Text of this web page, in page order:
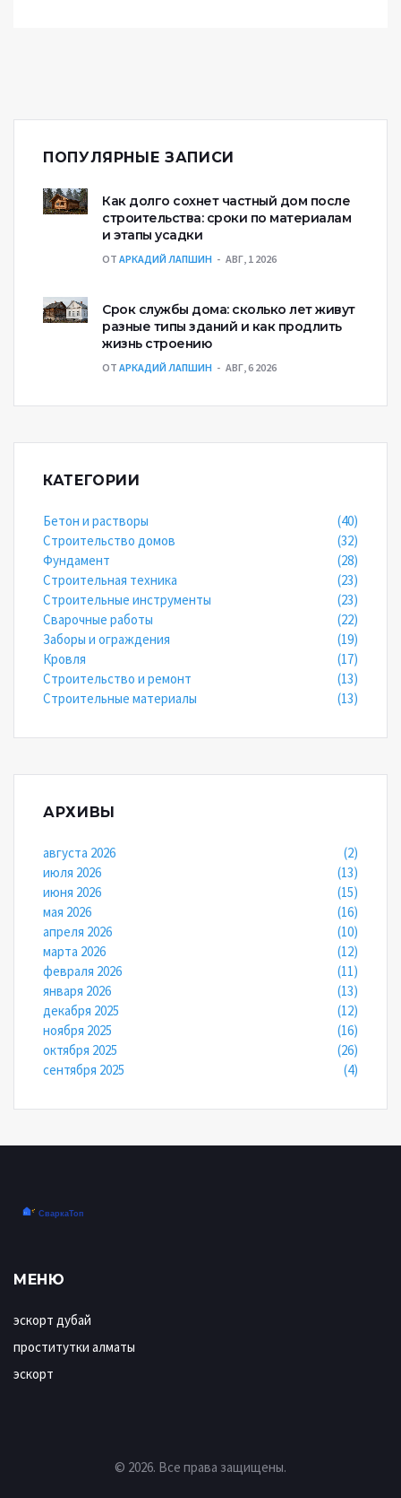
ПОПУЛЯРНЫЕ ЗАПИСИ
Как долго сохнет частный дом после
строительства: сроки по материалам
и этапы усадки
ОТ АРКАДИЙ ЛАПШИН АВГ, 1 2026
Срок службы дома: сколько лет живут
разные типы зданий и как продлить
жизнь строению
ОТ АРКАДИЙ ЛАПШИН АВГ, 6 2026
КАТЕГОРИИ
Бетон и растворы
(40)
Строительство домов
(32)
Фундамент
(28)
Строительная техника
(23)
Строительные инструменты
(23)
Сварочные работы
(22)
Заборы и ограждения
(19)
Кровля
(17)
Строительство и ремонт
(13)
Строительные материалы
(13)
АРХИВЫ
августа 2026
(2)
июля 2026
(13)
июня 2026
(15)
мая 2026
(16)
апреля 2026
(10)
марта 2026
(12)
февраля 2026
(11)
января 2026
(13)
декабря 2025
(12)
ноября 2025
(16)
октября 2025
(26)
сентября 2025
(4)
МЕНЮ
эскорт дубай
проститутки алматы
эскорт
© 2026. Все права защищены.